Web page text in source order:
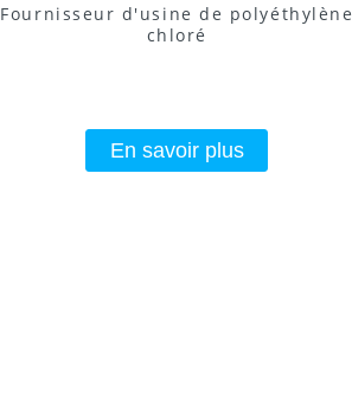
Fournisseur d'usine de polyéthylène
chloré
En savoir plus